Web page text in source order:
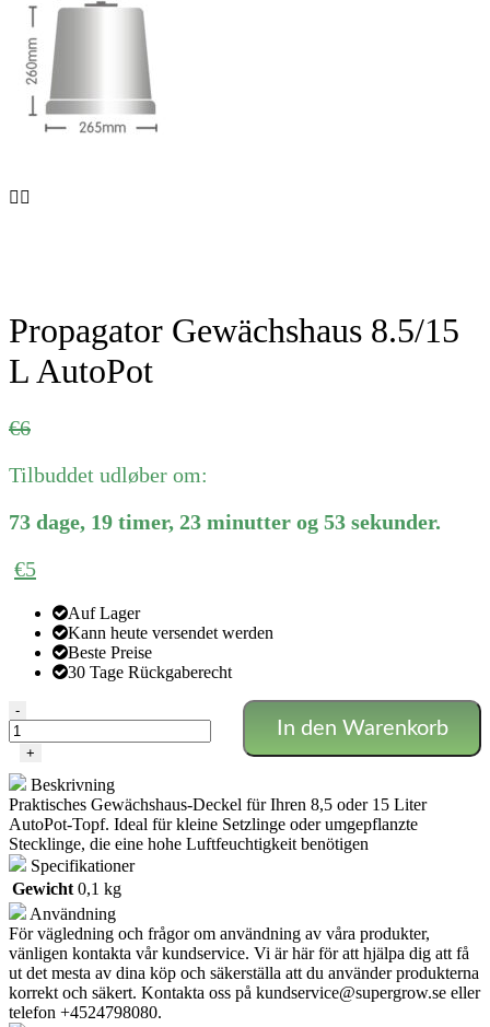
Propagator Gewächshaus 8.5/15
L AutoPot
Ursprünglicher
war:
€6Aktueller
ist:
Tilbuddet udløber om:
73 dage, 19 timer, 23 minutter og 53 sekunder.
€5
Auf Lager
Kann heute versendet werden
Beste Preise
30 Tage Rückgaberecht
Propagator
Gewächshaus
8.5/15
AutoPot
Menge
-
+
In den Warenkorb
Beskrivning
Praktisches Gewächshaus-Deckel für Ihren 8,5 oder 15 Liter
AutoPot-Topf. Ideal für kleine Setzlinge oder umgepflanzte
Stecklinge, die eine hohe Luftfeuchtigkeit benötigen
Specifikationer
Gewicht 0,1 kg
Användning
För vägledning och frågor om användning av våra produkter,
vänligen kontakta vår kundservice. Vi är här för att hjälpa dig att få
ut det mesta av dina köp och säkerställa att du använder produkterna
korrekt och säkert. Kontakta oss på kundservice@supergrow.se eller
telefon +4524798080.